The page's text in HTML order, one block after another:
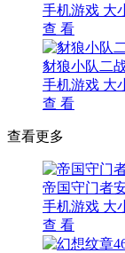
手机游戏 大
查 看
豺狼小队二
手机游戏 大
查 看
查看更多
帝国守门者
手机游戏 大
查 看